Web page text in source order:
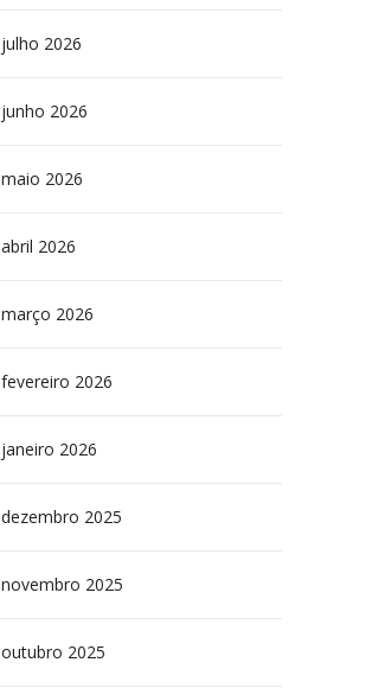
julho 2026
junho 2026
maio 2026
abril 2026
março 2026
fevereiro 2026
janeiro 2026
dezembro 2025
novembro 2025
outubro 2025